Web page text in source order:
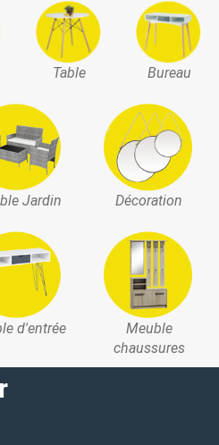
Table Bureau
Jardin Décoration
d'entrée
Meuble
chaussures